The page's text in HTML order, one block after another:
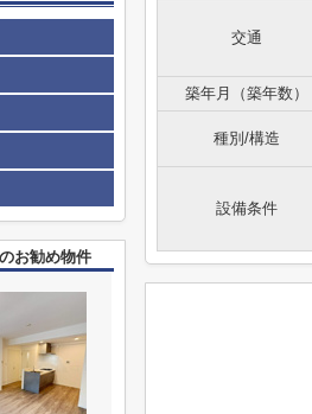
交通
築年月（築年数）
種別/構造
設備条件
お勧め物件